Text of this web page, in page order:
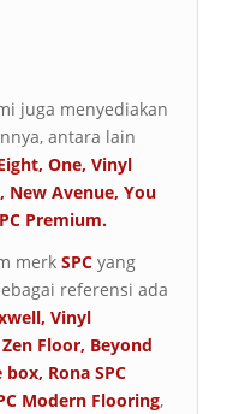
juga menyediakan
antara lain
, One, Vinyl
, New Avenue, You
Premium.
merk SPCyang
referensi ada
, Vinyl
Floor, Beyond
box, Rona SPC
Modern Flooring,